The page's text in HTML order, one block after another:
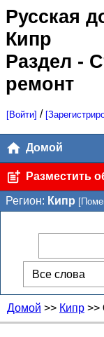
Русская
Кипр
Раздел -
ремонт
[Войти] /
Домой
Разместить
Регион: Кипр
Домой >> Кипр >>